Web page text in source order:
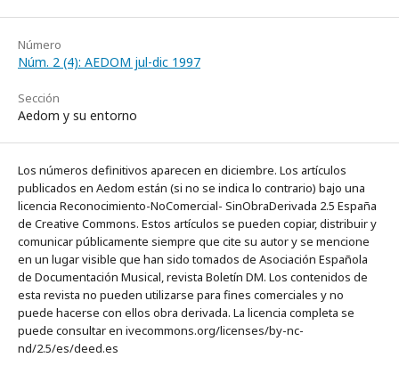
Número
Núm. 2 (4): AEDOM jul-dic 1997
Sección
Aedom y su entorno
Los números definitivos aparecen en diciembre. Los artículos
publicados en Aedom están (si no se indica lo contrario) bajo una
licencia Reconocimiento-NoComercial- SinObraDerivada 2.5 España
de Creative Commons. Estos artículos se pueden copiar, distribuir y
comunicar públicamente siempre que cite su autor y se mencione
en un lugar visible que han sido tomados de Asociación Española
de Documentación Musical, revista Boletín DM. Los contenidos de
esta revista no pueden utilizarse para fines comerciales y no
puede hacerse con ellos obra derivada. La licencia completa se
puede consultar en ivecommons.org/licenses/by-nc-
nd/2.5/es/deed.es